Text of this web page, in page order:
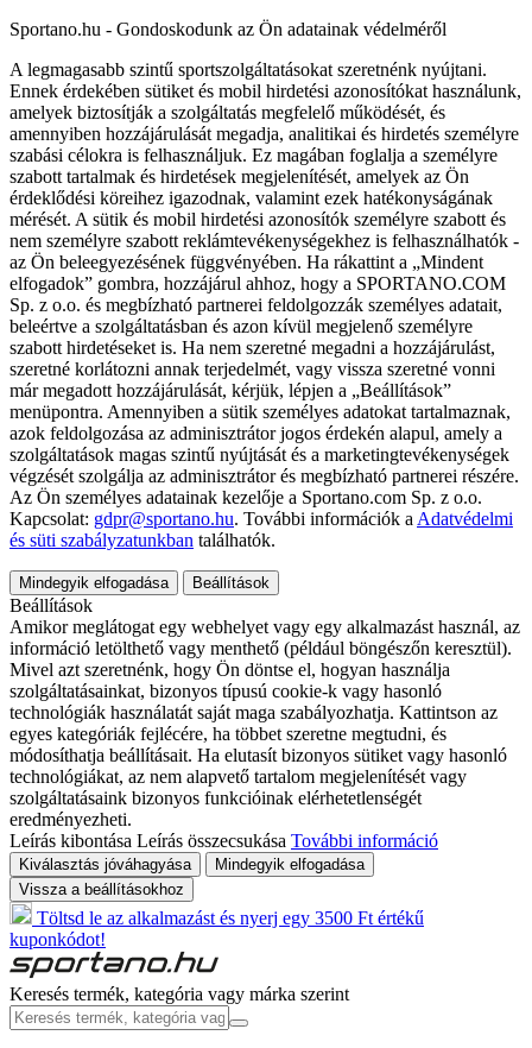
Sportano.hu - Gondoskodunk az Ön adatainak védelméről
A legmagasabb szintű sportszolgáltatásokat szeretnénk nyújtani.
Ennek érdekében sütiket és mobil hirdetési azonosítókat használunk,
amelyek biztosítják a szolgáltatás megfelelő működését, és
amennyiben hozzájárulását megadja, analitikai és hirdetés személyre
szabási célokra is felhasználjuk. Ez magában foglalja a személyre
szabott tartalmak és hirdetések megjelenítését, amelyek az Ön
érdeklődési köreihez igazodnak, valamint ezek hatékonyságának
mérését. A sütik és mobil hirdetési azonosítók személyre szabott és
nem személyre szabott reklámtevékenységekhez is felhasználhatók -
az Ön beleegyezésének függvényében. Ha rákattint a „Mindent
elfogadok” gombra, hozzájárul ahhoz, hogy a SPORTANO.COM
Sp. z o.o. és megbízható partnerei feldolgozzák személyes adatait,
beleértve a szolgáltatásban és azon kívül megjelenő személyre
szabott hirdetéseket is. Ha nem szeretné megadni a hozzájárulást,
szeretné korlátozni annak terjedelmét, vagy vissza szeretné vonni
már megadott hozzájárulását, kérjük, lépjen a „Beállítások”
menüpontra. Amennyiben a sütik személyes adatokat tartalmaznak,
azok feldolgozása az adminisztrátor jogos érdekén alapul, amely a
szolgáltatások magas szintű nyújtását és a marketingtevékenységek
végzését szolgálja az adminisztrátor és megbízható partnerei részére.
Az Ön személyes adatainak kezelője a Sportano.com Sp. z o.o.
Kapcsolat: gdpr@sportano.hu. További információk a Adatvédelmi
és süti szabályzatunkban találhatók.
Mindegyik elfogadása Beállítások
Beállítások
Amikor meglátogat egy webhelyet vagy egy alkalmazást használ, az
információ letölthető vagy menthető (például böngészőn keresztül).
Mivel azt szeretnénk, hogy Ön döntse el, hogyan használja
szolgáltatásainkat, bizonyos típusú cookie-k vagy hasonló
technológiák használatát saját maga szabályozhatja. Kattintson az
egyes kategóriák fejlécére, ha többet szeretne megtudni, és
módosíthatja beállításait. Ha elutasít bizonyos sütiket vagy hasonló
technológiákat, az nem alapvető tartalom megjelenítését vagy
szolgáltatásaink bizonyos funkcióinak elérhetetlenségét
eredményezheti.
Leírás kibontása Leírás összecsukása További információ
Kiválasztás jóváhagyása
Mindegyik elfogadása
Vissza a beállításokhoz
Töltsd le az alkalmazást és nyerj egy 3500 Ft értékű
kuponkódot!
Keresés termék, kategória vagy márka szerint